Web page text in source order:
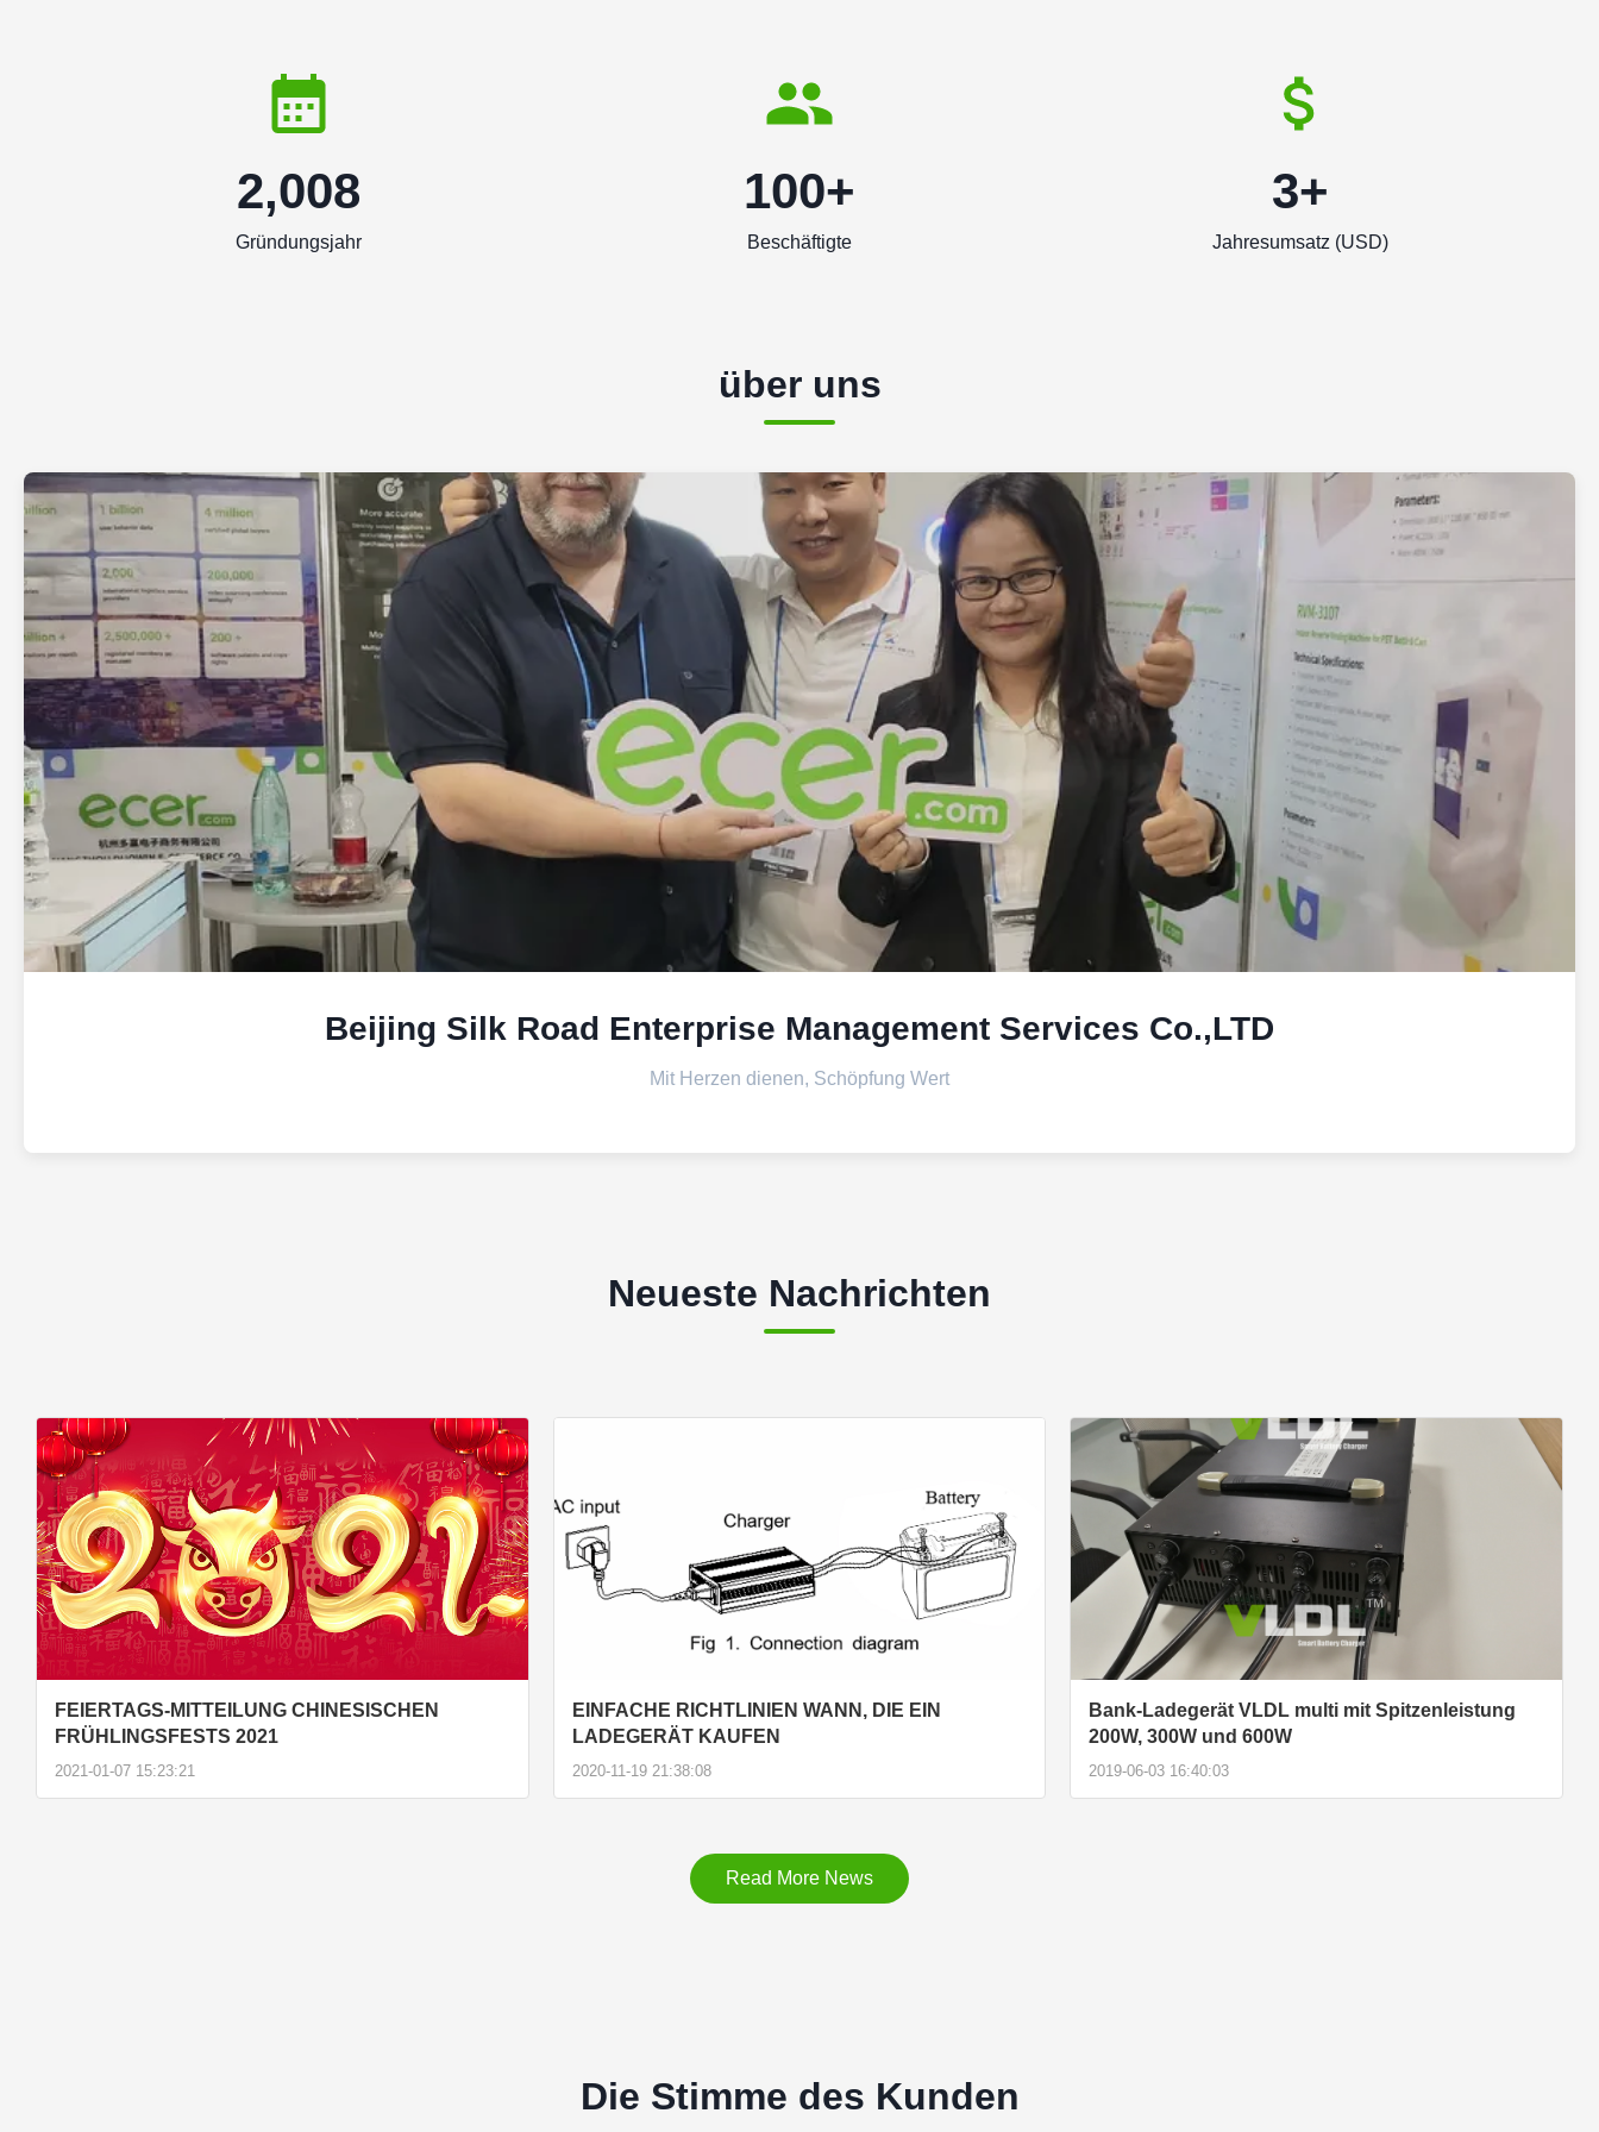
2,008
Gründungsjahr
100+
Beschäftigte
3+
Jahresumsatz (USD)
über uns
Beijing Silk Road Enterprise Management Services Co.,LTD
Mit Herzen dienen, Schöpfung Wert
Neueste Nachrichten
FEIERTAGS-MITTEILUNG CHINESISCHEN
FRÜHLINGSFESTS 2021
2021-01-07 15:23:21
EINFACHE RICHTLINIEN WANN, DIE EIN
LADEGERÄT KAUFEN
2020-11-19 21:38:08
Bank-Ladegerät VLDL multi mit Spitzenleistung
200W, 300W und 600W
2019-06-03 16:40:03
Read More News
Die Stimme des Kunden